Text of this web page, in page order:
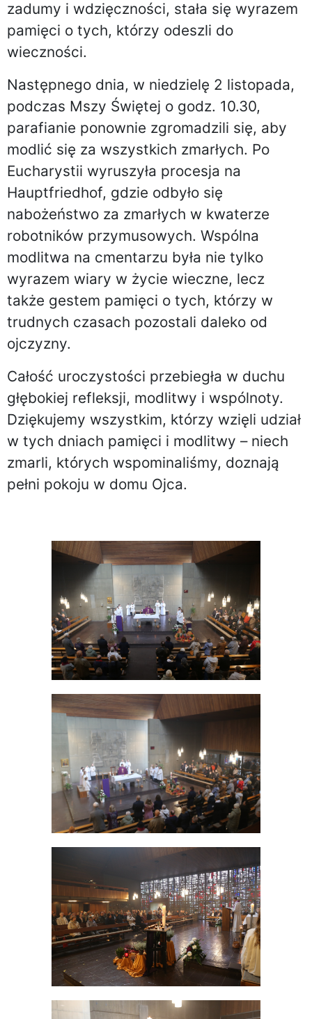
zadumy i wdzięczności, stała się wyrazem
pamięci o tych, którzy odeszli do
wieczności.
Następnego dnia, w niedzielę 2 listopada,
podczas Mszy Świętej o godz. 10.30,
parafianie ponownie zgromadzili się, aby
modlić się za wszystkich zmarłych. Po
Eucharystii wyruszyła procesja na
Hauptfriedhof, gdzie odbyło się
nabożeństwo za zmarłych w kwaterze
robotników przymusowych. Wspólna
modlitwa na cmentarzu była nie tylko
wyrazem wiary w życie wieczne, lecz
także gestem pamięci o tych, którzy w
trudnych czasach pozostali daleko od
ojczyzny.
Całość uroczystości przebiegła w duchu
głębokiej refleksji, modlitwy i wspólnoty.
Dziękujemy wszystkim, którzy wzięli udział
w tych dniach pamięci i modlitwy – niech
zmarli, których wspominaliśmy, doznają
pełni pokoju w domu Ojca.